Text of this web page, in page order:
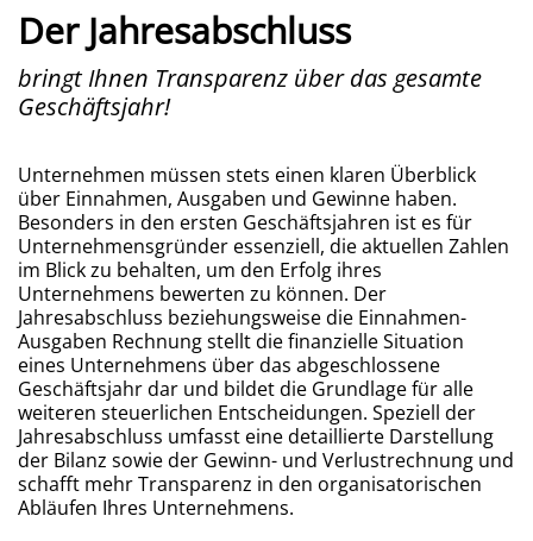
Der Jahresabschluss
bringt Ihnen Transparenz über das gesamte
Geschäftsjahr!
Unternehmen müssen stets einen klaren Überblick
über Einnahmen, Ausgaben und Gewinne haben.
Besonders in den ersten Geschäftsjahren ist es für
Unternehmensgründer essenziell, die aktuellen Zahlen
im Blick zu behalten, um den Erfolg ihres
Unternehmens bewerten zu können. Der
Jahresabschluss beziehungsweise die Einnahmen-
Ausgaben Rechnung stellt die finanzielle Situation
eines Unternehmens über das abgeschlossene
Geschäftsjahr dar und bildet die Grundlage für alle
weiteren steuerlichen Entscheidungen. Speziell der
Jahresabschluss umfasst eine detaillierte Darstellung
der Bilanz sowie der Gewinn- und Verlustrechnung und
schafft mehr Transparenz in den organisatorischen
Abläufen Ihres Unternehmens.